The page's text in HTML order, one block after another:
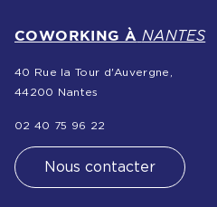
COWORKING À NANTES
40 Rue la Tour d'Auvergne,
44200 Nantes
02 40 75 96 22
Nous contacter